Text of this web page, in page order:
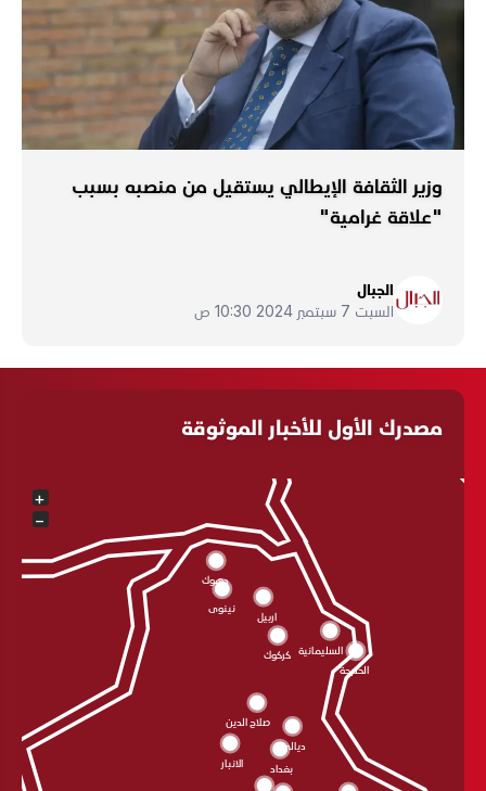
وزير الثقافة الإيطالي يستقيل من منصبه بسبب
"علاقة غرامية"
الجبال
السبت 7 سبتمبر 2024 10:30 ص
مصدرك الأول للأخبار الموثوقة
الحلبجة
السليمانية كركوك
اربيل
دهوك
نينوى
الانبار
بغداد
ديالى
صلاح الدين
+
−